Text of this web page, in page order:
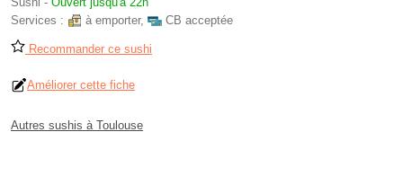
Services :
à emporter, CB acceptée
Recommander ce sushi
Améliorer cette fiche
Autres sushis à Toulouse